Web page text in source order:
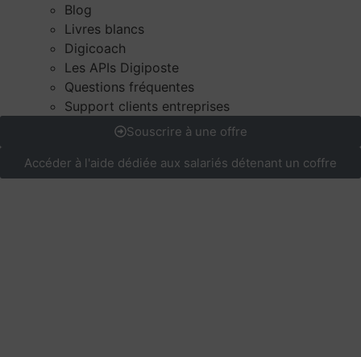
Blog
Livres blancs
Digicoach
Les APIs Digiposte
Questions fréquentes
Support clients entreprises
Souscrire à une offre
Accéder à l'aide dédiée aux salariés détenant un coffre